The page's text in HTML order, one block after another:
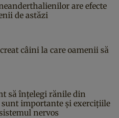
are efecte
de astăzi
câini la care oamenii să
să înțelegi rănile din
sunt importante și exercițiile
nervos